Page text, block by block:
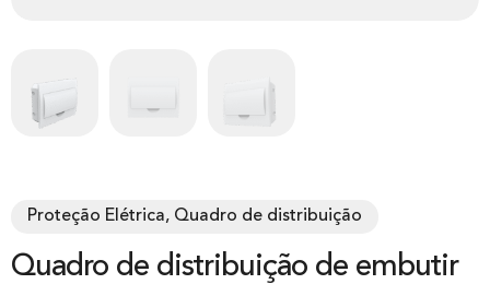
Proteção Elétrica, Quadro de distribuição
Quadro de distribuição de embutir